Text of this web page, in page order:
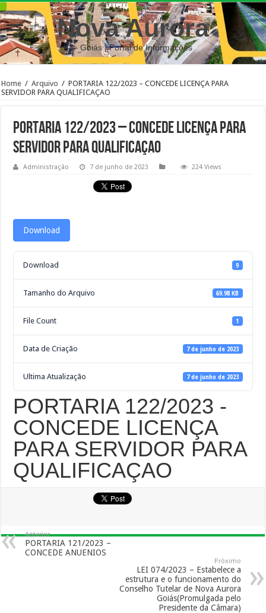
Nova Aurora
– Goiás | Portal de Informações
Home / Arquivo / PORTARIA 122/2023 – CONCEDE LICENÇA PARA
SERVIDOR PARA QUALIFICAÇAO
PORTARIA 122/2023 – CONCEDE LICENÇA PARA
SERVIDOR PARA QUALIFICAÇAO
Administração 7 de junho de 2023 224 Views
Download
Download 9
Tamanho do Arquivo 69.98 KB
File Count 1
Data de Criação 7 de junho de 2023
Ultima Atualização 7 de junho de 2023
PORTARIA 122/2023 -
CONCEDE LICENÇA
PARA SERVIDOR PARA
QUALIFICAÇAO
Anterior
PORTARIA 121/2023 –
CONCEDE ANUENIOS
Próximo
LEI 074/2023 – Estabelece a
estrutura e o funcionamento do
Conselho Tutelar de Nova Aurora
Goiás(Promulgada pelo
Presidente da Câmara)